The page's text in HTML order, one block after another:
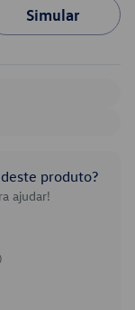
Simular
produto?
ajudar!